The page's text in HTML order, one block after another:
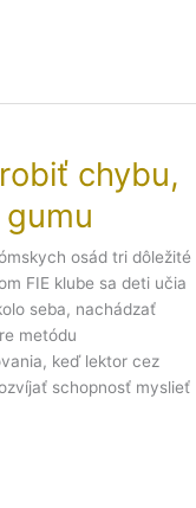
chybu,
osád tri dôležité
FIE klube sa deti učia
seba, nachádzať
metódu
keď lektor cez
schopnosť myslieť